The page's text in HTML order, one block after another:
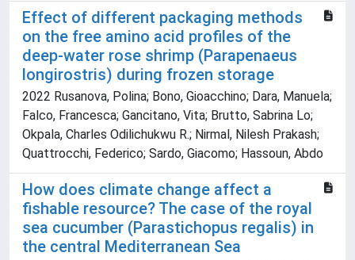
Effect of different packaging methods
on the free amino acid profiles of the
deep-water rose shrimp (Parapenaeus
longirostris) during frozen storage
2022 Rusanova, Polina; Bono, Gioacchino; Dara, Manuela;
Falco, Francesca; Gancitano, Vita; Brutto, Sabrina Lo;
Okpala, Charles Odilichukwu R.; Nirmal, Nilesh Prakash;
Quattrocchi, Federico; Sardo, Giacomo; Hassoun, Abdo
How does climate change affect a
fishable resource? The case of the royal
sea cucumber (Parastichopus regalis) in
the central Mediterranean Sea